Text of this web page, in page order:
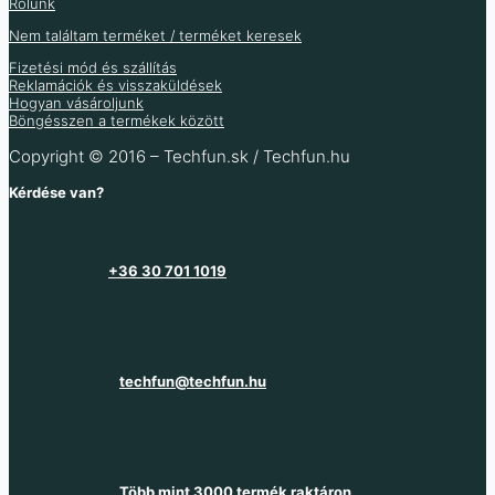
Több variáció raktáron
Több információ
Raktáron 18 db
Nem találtam terméket / terméket keresek
Fizetési mód és szállítás
Reklamációk és visszaküldések
Hogyan vásároljunk
Böngésszen a termékek között
Copyright © 2016 – Techfun.sk / Techfun.hu
Kérdése van?
+36 30 701 1019
techfun@techfun.hu
Több mint 3000 termék raktáron